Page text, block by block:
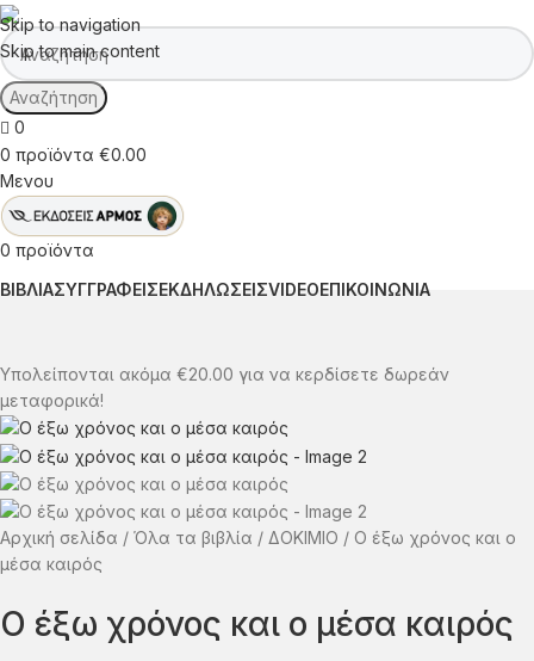
Skip to navigation
Skip to main content
Αναζήτηση
0
0 προϊόντα €0.00
Μενου
0 προϊόντα
ΒΙΒΛΙΑΣΥΓΓΡΑΦΕΙΣΕΚΔΗΛΩΣΕΙΣVIDEOΕΠΙΚΟΙΝΩΝΙΑ
Υπολείπονται ακόμα €20.00 για να κερδίσετε δωρεάν
μεταφορικά!
Αρχική σελίδα Όλα τα βιβλία ΔΟΚΙΜΙΟ
Ο έξω χρόνος και ο
μέσα καιρός
Ο έξω χρόνος και ο μέσα καιρός